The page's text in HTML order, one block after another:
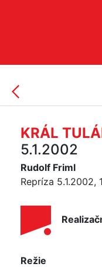
KRÁL
5.1.2002
Rudolf Friml
Repríza
Režie